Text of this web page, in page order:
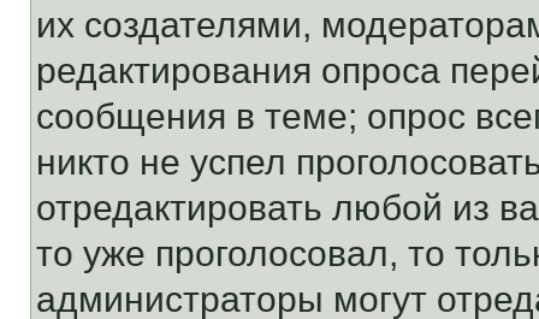
их создателями,
редактирования опроса
сообщения в теме; опрос
никто не успел
отредактировать любой из
то уже проголосовал, то
администраторы могут